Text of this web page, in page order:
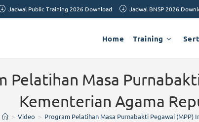
Jadwal Public Training 2026 Download Jadwal BNSP 2026
Home Training
Pelatihan Masa
Kementerian Agama
> Video > Program Pelatihan Masa Purnabakti Pegawai